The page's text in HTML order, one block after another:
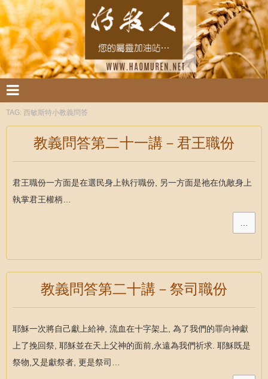
TAG: 西敏斯特小教義問答
教義問答第二十一講－君王職份
君王職份一方面是在選民身上執行職份, 另一方面是祂在仇敵身上
執掌君王權柄…
…
教義問答第二十講－祭司職份
耶穌一次將自己獻上給神, 流血在十字架上, 為了我們的罪向神獻
上了挽回祭, 耶穌並在天上父神的面前,永遠為我們祈求. 耶穌既是
祭物,又是獻祭者, 更是祭司…